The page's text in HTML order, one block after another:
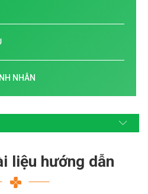
NHÂN
liệu hướng dẫn